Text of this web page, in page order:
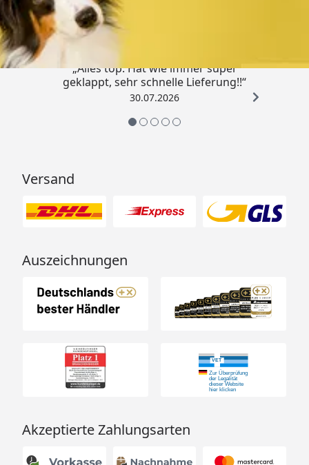
„Alles top. Hat wie immer super
geklappt, sehr schnelle Lieferung!!“
30.07.2026
Versand
Auszeichnungen
Akzeptierte Zahlungsarten